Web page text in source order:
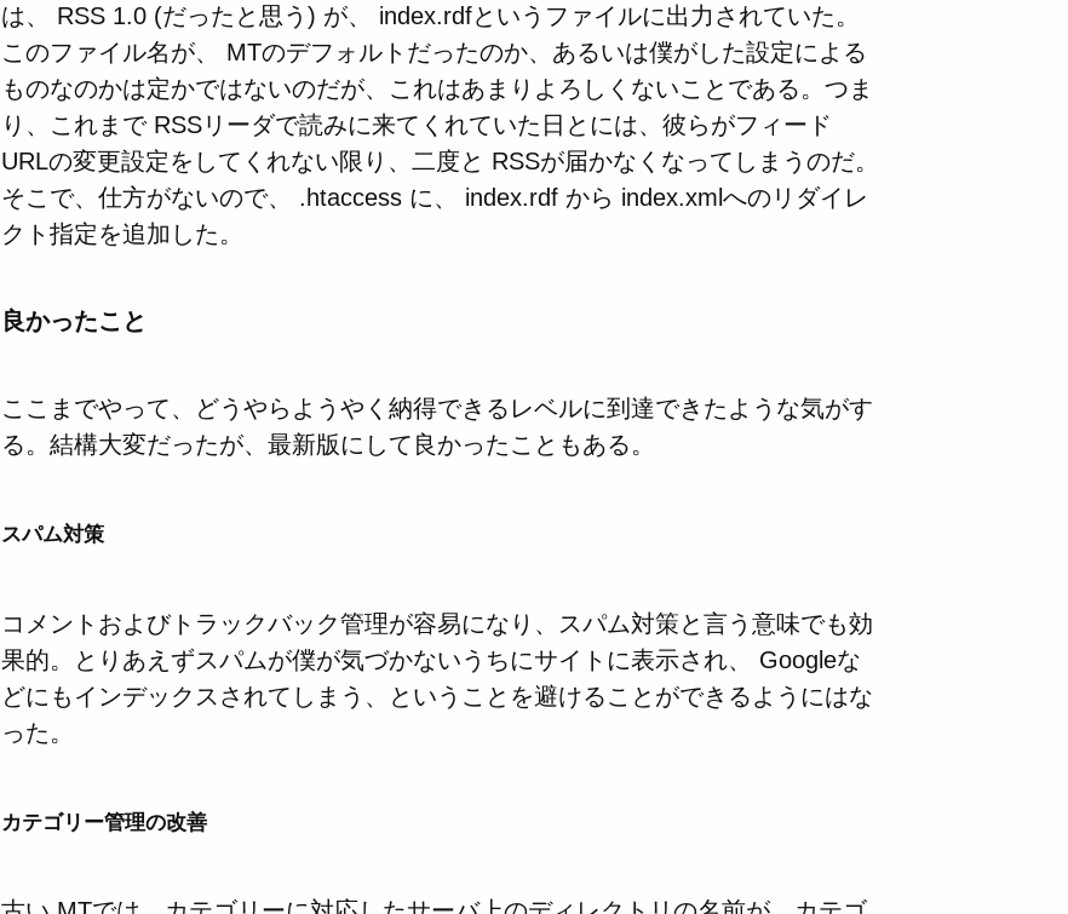
は、 RSS 1.0 (だったと思う) が、 index.rdfというファイルに出力されていた。
このファイル名が、 MTのデフォルトだったのか、あるいは僕がした設定による
ものなのかは定かではないのだが、これはあまりよろしくないことである。つま
り、これまで RSSリーダで読みに来てくれていた日とには、彼らがフィード
URLの変更設定をしてくれない限り、二度と RSSが届かなくなってしまうのだ。
そこで、仕方がないので、 .htaccess に、 index.rdf から index.xmlへのリダイレ
クト指定を追加した。
良かったこと
ここまでやって、どうやらようやく納得できるレベルに到達できたような気がす
る。結構大変だったが、最新版にして良かったこともある。
スパム対策
コメントおよびトラックバック管理が容易になり、スパム対策と言う意味でも効
果的。とりあえずスパムが僕が気づかないうちにサイトに表示され、 Googleな
どにもインデックスされてしまう、ということを避けることができるようにはな
った。
カテゴリー管理の改善